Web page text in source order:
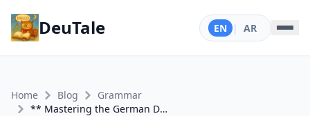
DeuTale EN | AR
Home Blog
Grammar
** Mastering the German Dative Case: Indirect Objects for Beginners (A1–A2)**Pillar